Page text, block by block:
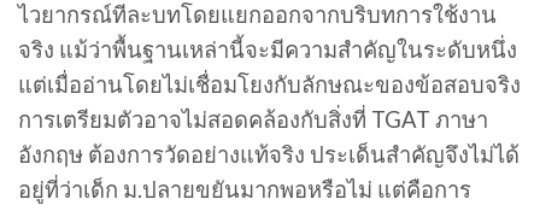
ไวยากรณ์ทีละบทโดยแยกออกจากบริบทการใช้งาน
จริง แม้ว่าพื้นฐานเหล่านี้จะมีความสำคัญในระดับหนึ่ง
แต่เมื่ออ่านโดยไม่เชื่อมโยงกับลักษณะของข้อสอบจริง
การเตรียมตัวอาจไม่สอดคล้องกับสิ่งที่ TGAT ภาษา
อังกฤษ ต้องการวัดอย่างแท้จริง ประเด็นสำคัญจึงไม่ได้
อยู่ที่ว่าเด็ก ม.ปลายขยันมากพอหรือไม่ แต่คือการ